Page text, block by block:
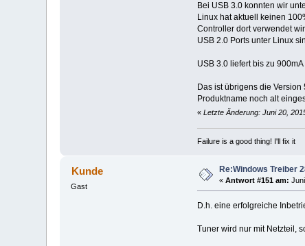
Bei USB 3.0 konnten wir
Linux hat aktuell keinen
Controller dort verwendet
USB 2.0 Ports unter Linux
USB 3.0 liefert bis zu
Das ist übrigens die
Produktname noch alt
« Letzte Änderung: Juni 20,
Failure is a good thing! I'll fix it
Kunde
Gast
Re:Windows Treiber
«Antwort #151 am:
D.h. eine erfolgreiche
Tuner wird nur mit Netzteil,